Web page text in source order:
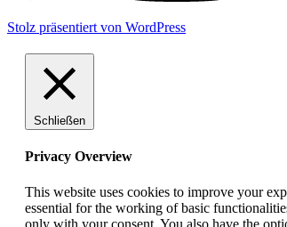
Stolz präsentiert von WordPress
Schließen
Privacy Overview
This website uses cookies to improve your
essential for the working of basic
only with your consent. You also have the